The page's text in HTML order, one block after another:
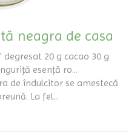
neagra de casa
20 g cacao 30 g
esență ro...
de îndulcitor se amestecă
La fel...